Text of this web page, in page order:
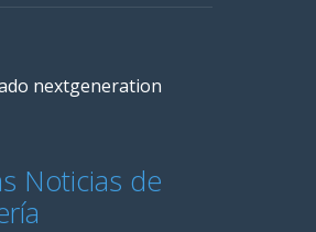
Noticias de